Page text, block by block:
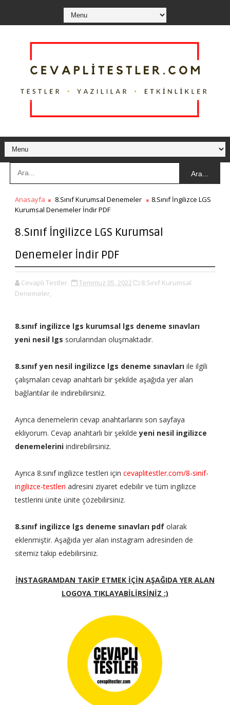
Ara...
Anasayfa 8.Sınıf Kurumsal Denemeler
8.Sınıf İngilizce LGS
Kurumsal Denemeler İndir PDF
8.Sınıf İngilizce LGS Kurumsal
Denemeler İndir PDF
Cevaplı Testler Temmuz 05, 2022
8.Sınıf Kurumsal
Denemeler,
8.sınıf ingilizce lgs kurumsal lgs deneme sınavları
yeni nesil lgs sorularından oluşmaktadır.
8.sınıf yen nesil ingilizce lgs deneme sınavlarıile ilgili
çalışmaları cevap anahtarlı bir şekilde aşağıda yer alan
bağlantılar ile indirebilirsiniz.
Ayrıca denemelerin cevap anahtarlarını son sayfaya
ekliyorum. Cevap anahtarlı bir şekildeyeni nesil ingilizce
denemeleriniindirebilirsiniz.
Ayrıca 8.sınıf ingilizce testleri için cevaplitestler.com/8-sinif-
ingilizce-testleri adresini ziyaret edebilir ve tüm ingilizce
testlerini ünite ünite çözebilirsiniz.
8.sınıf ingilizce lgs deneme sınavları pdfolarak
eklenmiştir. Aşağıda yer alan instagram adresinden de
sitemiz takip edebilirsiniz.
İNSTAGRAMDAN TAKİP ETMEK İÇİN AŞAĞIDA YER ALAN
LOGOYA TIKLAYABİLİRSİNİZ :)